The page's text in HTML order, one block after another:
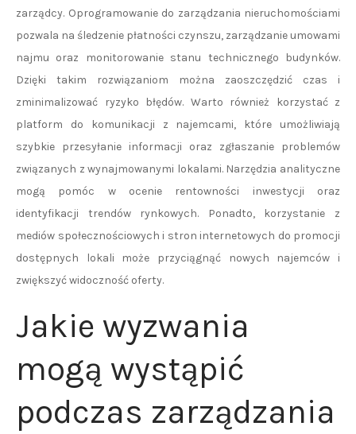
zarządcy. Oprogramowanie do zarządzania nieruchomościami
pozwala na śledzenie płatności czynszu, zarządzanie umowami
najmu oraz monitorowanie stanu technicznego budynków.
Dzięki takim rozwiązaniom można zaoszczędzić czas i
zminimalizować ryzyko błędów. Warto również korzystać z
platform do komunikacji z najemcami, które umożliwiają
szybkie przesyłanie informacji oraz zgłaszanie problemów
związanych z wynajmowanymi lokalami. Narzędzia analityczne
mogą pomóc w ocenie rentowności inwestycji oraz
identyfikacji trendów rynkowych. Ponadto, korzystanie z
mediów społecznościowych i stron internetowych do promocji
dostępnych lokali może przyciągnąć nowych najemców i
zwiększyć widoczność oferty.
Jakie wyzwania
mogą wystąpić
podczas zarządzania